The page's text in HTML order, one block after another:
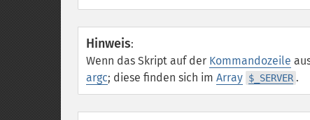
Hinweis:
Wenn das Skript auf der Kommandozeile
argc; diese finden sich im Array $_SERVER .